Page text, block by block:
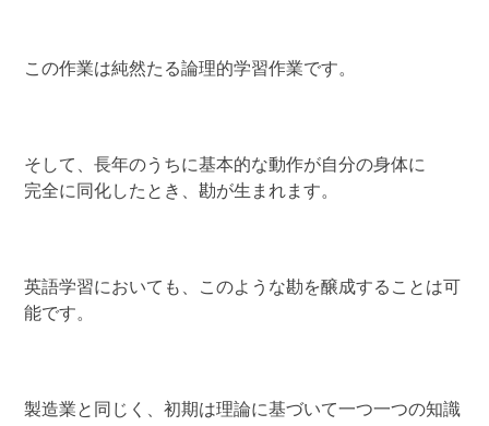
この作業は純然たる論理的学習作業です。
そして、長年のうちに基本的な動作が自分の身体に
完全に同化したとき、勘が生まれます。
英語学習においても、このような勘を醸成することは可
能です。
製造業と同じく、初期は理論に基づいて一つ一つの知識